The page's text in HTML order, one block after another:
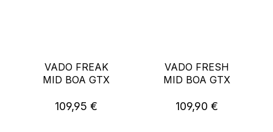
VADO FREAK
MID BOA GTX
Regulärer Preis:
109,95 €
VADO FRESH
MID BOA GTX
Regulärer Preis:
109,90 €